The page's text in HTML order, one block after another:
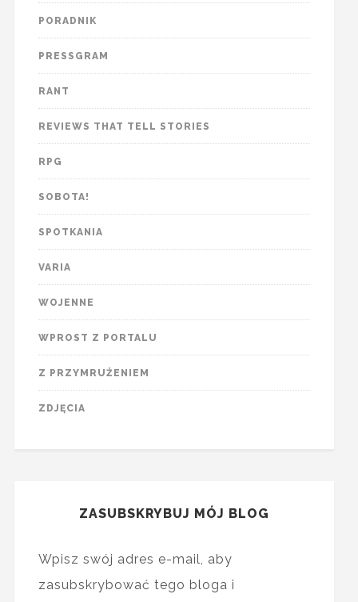
PORADNIK
PRESSGRAM
RANT
REVIEWS THAT TELL STORIES
RPG
SOBOTA!
SPOTKANIA
VARIA
WOJENNE
WPROST Z PORTALU
Z PRZYMRUŻENIEM
ZDJĘCIA
ZASUBSKRYBUJ MÓJ BLOG
Wpisz swój adres e-mail, aby
zasubskrybować tego bloga i